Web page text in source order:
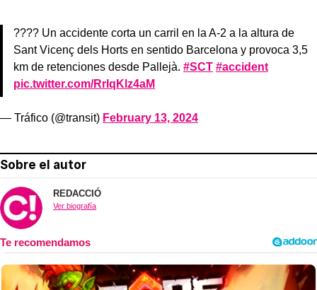
???? Un accidente corta un carril en la A-2 a la altura de
Sant Vicenç dels Horts en sentido Barcelona y provoca 3,5
km de retenciones desde Pallejà. #SCT #accident
pic.twitter.com/RrlqKlz4aM
— Tráfico (@transit) February 13, 2024
Sobre el autor
REDACCIÓ
Ver biografía